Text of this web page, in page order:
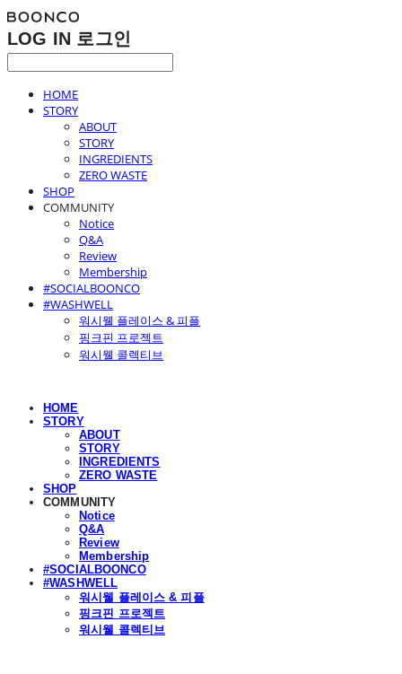
LOG IN 로그인
HOME
STORY
ABOUT
STORY
INGREDIENTS
ZERO WASTE
SHOP
COMMUNITY
Notice
Q&A
Review
Membership
#SOCIALBOONCO
#WASHWELL
워시웰 플레이스 & 피플
핑크핀 프로젝트
워시웰 콜렉티브
HOME
STORY
ABOUT
STORY
INGREDIENTS
ZERO WASTE
SHOP
COMMUNITY
Notice
Q&A
Review
Membership
#SOCIALBOONCO
#WASHWELL
워시웰 플레이스 & 피플
핑크핀 프로젝트
워시웰 콜렉티브